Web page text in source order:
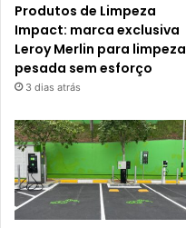
Produtos de Limpeza
Impact: marca exclusiva
Leroy Merlin para limpeza
pesada sem esforço
3 dias atrás